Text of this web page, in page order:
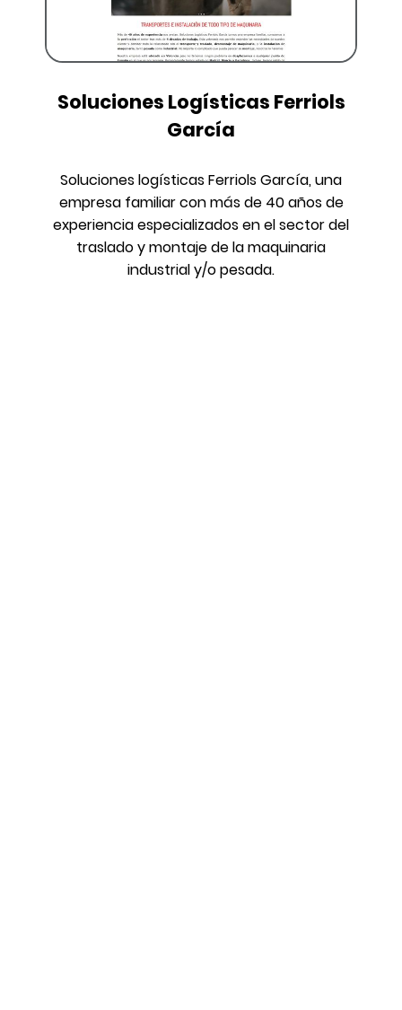
Soluciones Logísticas Ferriols
García
Soluciones logísticas Ferriols García, una
empresa familiar con más de 40 años de
experiencia especializados en el sector del
traslado y montaje de la maquinaria
industrial y/o pesada.